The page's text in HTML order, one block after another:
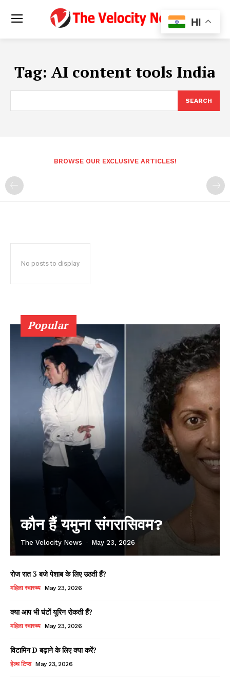
Tag: AI content tools India
SEARCH
BROWSE OUR EXCLUSIVE ARTICLES!
No posts to display
Popular
कौन हैं यमुना संगरासिवम?
The Velocity News - May 23, 2026
रोज रात 3 बजे पेशाब के लिए उठती हैं?
महिला स्वास्थ्य May 23, 2026
क्या आप भी घंटों यूरिन रोकती हैं?
महिला स्वास्थ्य May 23, 2026
विटामिन D बढ़ाने के लिए क्या करें?
हेल्थ टिप्स May 23, 2026
HI